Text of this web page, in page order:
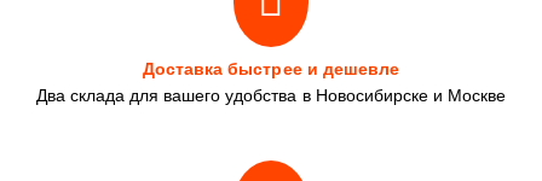
Доставка быстрее и дешевле
Два склада для вашего удобства в Новосибирске и Москве